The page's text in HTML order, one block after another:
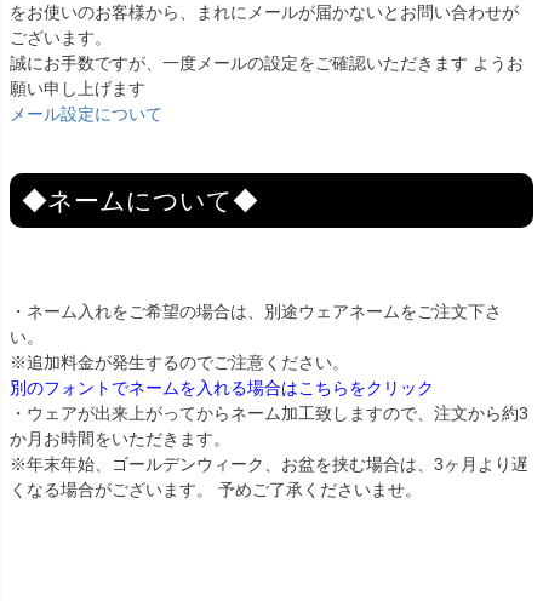
をお使いのお客様から、まれにメールが届かないとお問い合わせが
ございます。
誠にお手数ですが、一度メールの設定をご確認いただきます ようお
願い申し上げます
メール設定について
◆ネームについて◆
・ネーム入れをご希望の場合は、別途ウェアネームをご注文下さ
い。
※追加料金が発生するのでご注意ください。
別のフォントでネームを入れる場合はこちらをクリック
・ウェアが出来上がってからネーム加工致しますので、注文から約3
か月お時間をいただきます。
※年末年始、ゴールデンウィーク、お盆を挟む場合は、3ヶ月より遅
くなる場合がございます。 予めご了承くださいませ。